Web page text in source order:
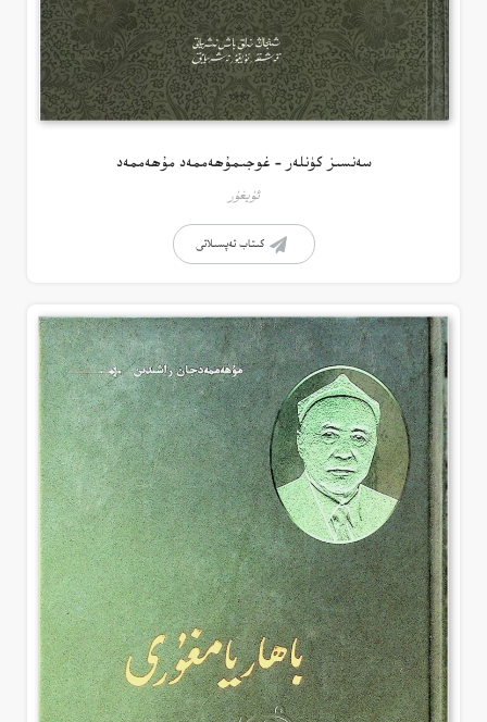
سەنسىز كۈنلەر – غوجىمۇھەممەد مۇھەممەد
ئۇيغۇر
كىتاب تەپسىلاتى